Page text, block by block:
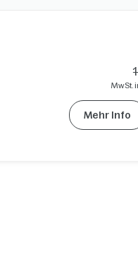
MwSt.
Mehr Info